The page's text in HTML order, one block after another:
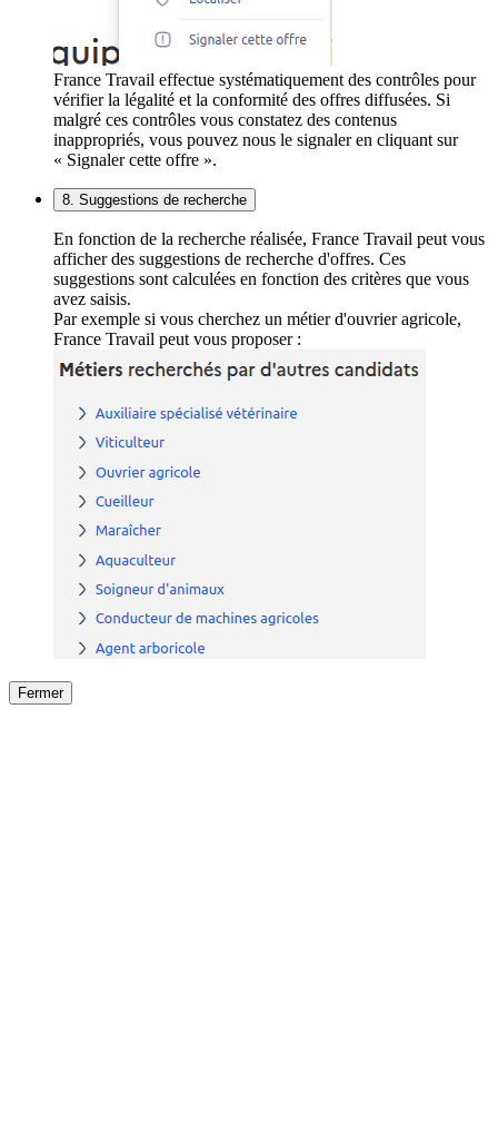
France Travail effectue systématiquement des contrôles pour
vérifier la légalité et la conformité des offres diffusées. Si
malgré ces contrôles vous constatez des contenus
inappropriés, vous pouvez nous le signaler en cliquant sur
« Signaler cette offre ».
8. Suggestions de recherche
En fonction de la recherche réalisée, France Travail peut vous
afficher des suggestions de recherche d'offres. Ces
suggestions sont calculées en fonction des critères que vous
avez saisis.
Par exemple si vous cherchez un métier d'ouvrier agricole,
France Travail peut vous proposer :
Fermer